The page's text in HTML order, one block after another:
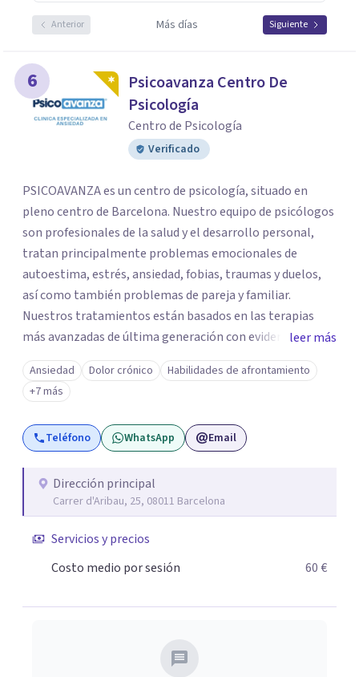
Anterior Más días Siguiente
6
Psicoavanza Centro De
Psicología
Centro de Psicología
Verificado
PSICOAVANZA es un centro de psicología, situado en
pleno centro de Barcelona. Nuestro equipo de psicólogos
son profesionales de la salud y el desarrollo personal,
tratan principalmente problemas emocionales de
autoestima, estrés, ansiedad, fobias, traumas y duelos,
así como también problemas de pareja y familiar.
Nuestros tratamientos están basados en las terapias
más avanzadas de última generación con evidencia
científica y con las técnicas más efectivas. Somos un
centro de referencia en los trastornos de ansiedad y
fobias, nuestro equipo ha desarrollado una terapia muy
innovadora y altamente efectiva para trabajar los
trastornos de ansiedad y fobias, integrando en la terapia
Hipnosis Clínica.
leer más
Ansiedad Dolor crónico
Habilidades de afrontamiento
+7 más
Teléfono WhatsApp Email
Dirección principal
Carrer d'Aribau, 25, 08011 Barcelona
Servicios y precios
Costo medio por sesión
60 €